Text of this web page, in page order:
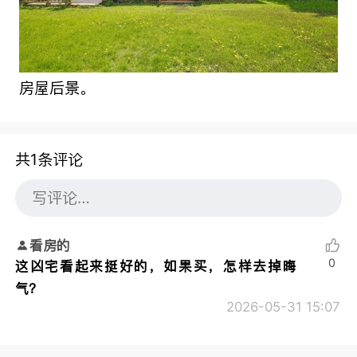
房屋后景。
共1条评论
看房的
这凶宅看起来挺好的，如果买，怎样去掉晦
气？
2026-05-31 15:07
0